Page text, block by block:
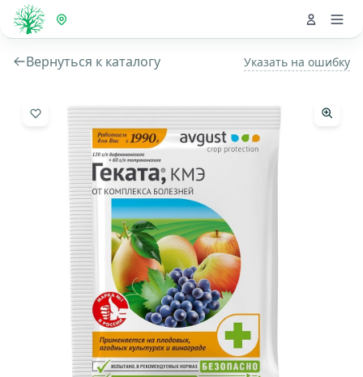
Вернуться к каталогу Указать на ошибку